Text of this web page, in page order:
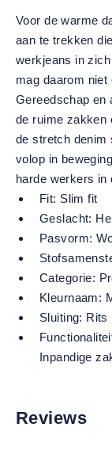
Voor de warme
aan te trekken
werkjeans in
mag daarom niet
Gereedschap en
de ruime zakken
de stretch denim
volop in
harde werkers in
Fit: Slim fit
Geslacht:
Pasvorm:
Categorie:
Kleurnaam:
Sluiting: Rits
Inpandige
Reviews